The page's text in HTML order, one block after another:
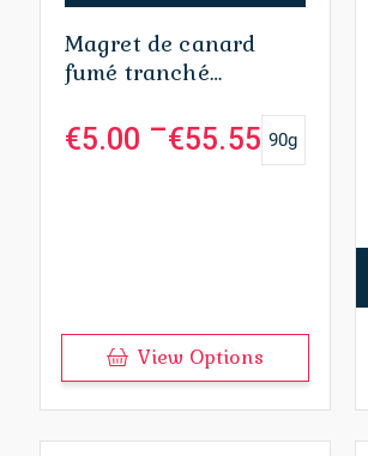
Magret de canard
fumé tranché
€5.00 –€55.55
Plage 90g
View Options